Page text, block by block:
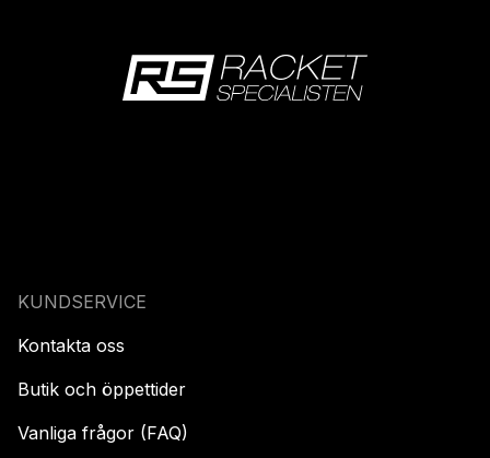
KUNDSERVICE
Kontakta oss
Butik och öppettider
Vanliga frågor (FAQ)